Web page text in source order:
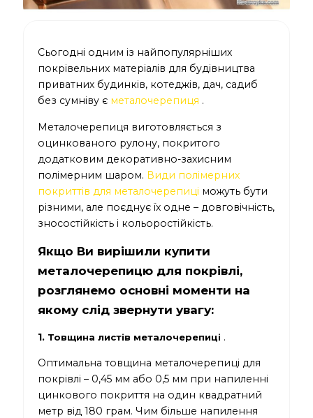
Сьогодні одним із найпопулярніших
покрівельних матеріалів для будівництва
приватних будинків, котеджів, дач, садиб
без сумніву є металочерепиця .
Металочерепиця виготовляється з
оцинкованого рулону, покритого
додатковим декоративно-захисним
полімерним шаром. Види полімерних
покриттів для металочерепиці можуть бути
різними, але поєднує їх одне – довговічність,
зносостійкість і кольоростійкість.
Якщо Ви вирішили купити
металочерепицю для покрівлі,
розглянемо основні моменти на
якому слід звернути увагу:
1. Товщина листів металочерепиці .
Оптимальна товщина металочерепиці для
покрівлі – 0,45 мм або 0,5 мм при напиленні
цинкового покриття на один квадратний
метр від 180 грам. Чим більше напилення